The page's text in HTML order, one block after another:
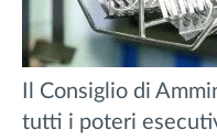
Il Consiglio di
tutti i poteri